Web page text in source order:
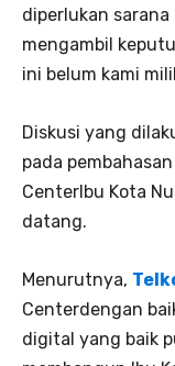
diperlukan
mengambil
ini belum kami
Diskusi yang
pada
CenterIbu Kota
datang.
Menurutnya,
Centerdengan
digital yang baik